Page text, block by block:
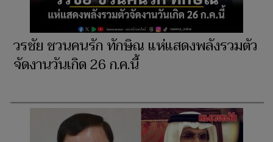
วรชัย ชวนคนรัก ทักษิณ แห่แสดงพลังรวมตัว
จัดงานวันเกิด 26 ก.ค.นี้